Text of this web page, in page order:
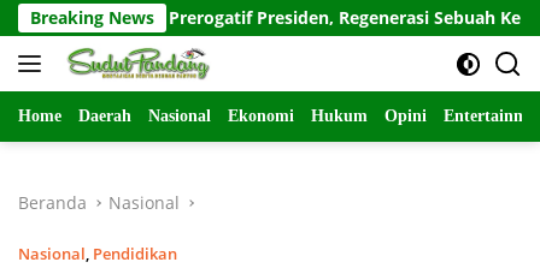
Langsung
ke
konten
Breaking News
Hak Prerogatif Presiden, Regenerasi Sebuah Keniscayaan
Home Daerah Nasional Ekonomi Hukum Opini
Beranda Nasional
Nasional, Pendidikan